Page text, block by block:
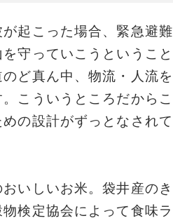
起こった場合、緊急避難
守っていこうということ
ど真ん中、物流・人流を
こういうところだからこ
の設計がずっとなされて
いしいお米。袋井産のき
検定協会によって食味ラ